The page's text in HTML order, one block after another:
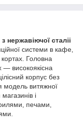
нержавіючої сталіі
системи в кафе,
Головна
— високоякісна
корпус без
модель витяжної
і
печами,